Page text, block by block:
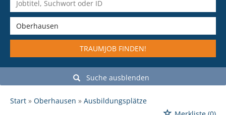
TRAUMJOB FINDEN!
Suche ausblenden
Start Oberhausen
Ausbildungsplätze